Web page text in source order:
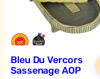
Bleu Du Vercors
Sassenage AOP